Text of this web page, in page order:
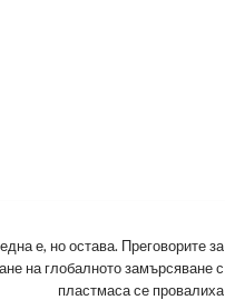
е, но остава. Преговорите за
на глобалното замърсяване с
пластмаса се провалиха